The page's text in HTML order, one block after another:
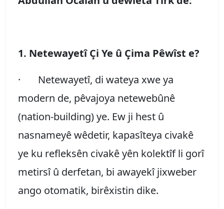
1. Netewayetî Çi Ye û Çima Pêwîst e?
· Netewayetî, di wateya xwe ya
modern de, pêvajoya netewebûnê
(nation-building) ye. Ew ji hest û
nasnameyê wêdetir, kapasîteya civakê
ye ku refleksên civakê yên kolektîf li gorî
metirsî û derfetan, bi awayekî jixweber
ango otomatik, birêxistin dike.